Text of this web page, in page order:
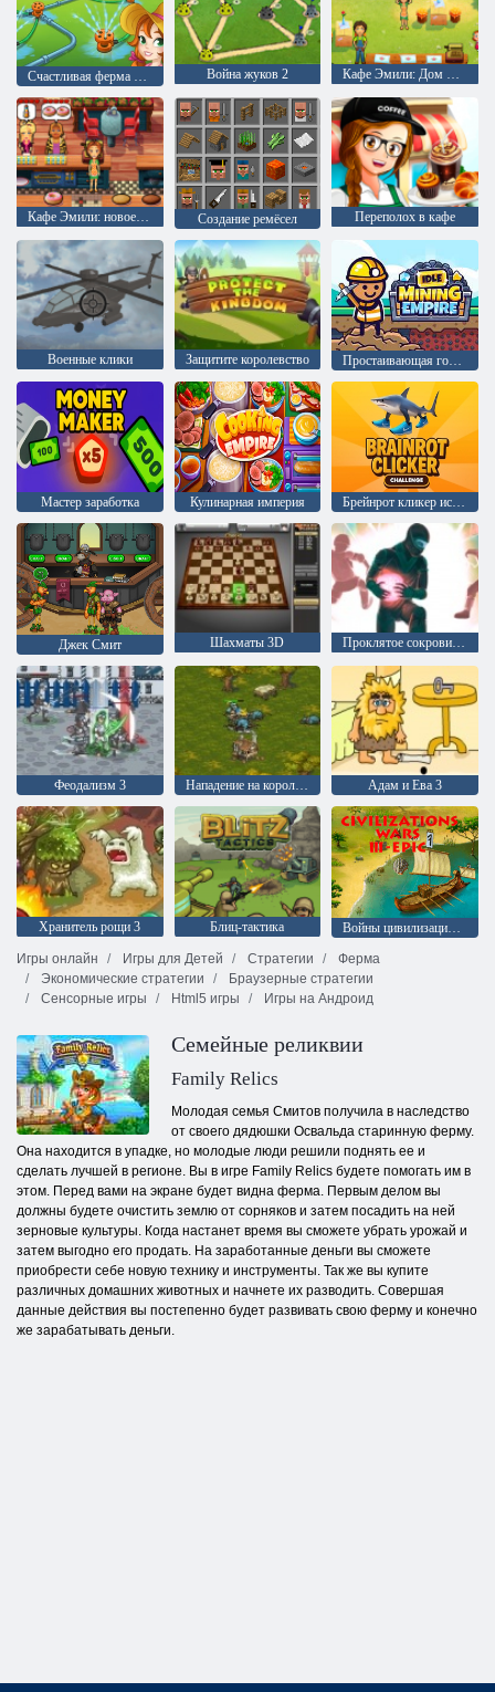
Война жуков 2 Кафе Эмили: Дом милый дом
Кафе Эмили: новое начало Создание ремёсел Переполох в кафе
Военные клики Защитите королевство Простаивающая горная империя
Мастер заработка Кулинарная империя Брейнрот кликер испытание
Джек Смит Шахматы 3D Проклятое сокровище: Уровневый сборник
Феодализм 3 Нападение на королевство Адам и Ева 3
Хранитель рощи 3 Блиц-тактика
Войны цивилизаций: Сборник для мастера
Игры онлайн
Игры для Детей Стратегии
Ферма
Экономические стратегии
Браузерные стратегии
Сенсорные игры
Html5 игры Игры на Андроид
Семейные реликвии
Family Relics
Молодая семья Смитов получила в наследство
от своего дядюшки Освальда старинную ферму.
Она находится в упадке, но молодые люди решили поднять ее и
сделать лучшей в регионе. Вы в игре Family Relics будете помогать им в
этом. Перед вами на экране будет видна ферма. Первым делом вы
должны будете очистить землю от сорняков и затем посадить на ней
зерновые культуры. Когда настанет время вы сможете убрать урожай и
затем выгодно его продать. На заработанные деньги вы сможете
приобрести себе новую технику и инструменты. Так же вы купите
различных домашних животных и начнете их разводить. Совершая
данные действия вы постепенно будет развивать свою ферму и конечно
же зарабатывать деньги.